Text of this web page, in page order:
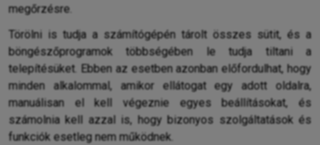
megőrzésre.
Törölni is tudja a számítógépén tárolt összes sütit, és a
böngészőprogramok többségében le tudja tiltani a
telepítésüket. Ebben az esetben azonban előfordulhat, hogy
minden alkalommal, amikor ellátogat egy adott oldalra,
manuálisan el kell végeznie egyes beállításokat, és
számolnia kell azzal is, hogy bizonyos szolgáltatások és
funkciók esetleg nem működnek.